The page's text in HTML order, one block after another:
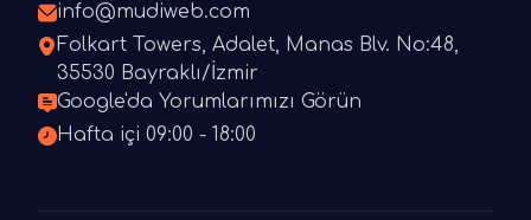
info@mudiweb.com
Folkart Towers, Adalet, Manas Blv. No:48,
35530 Bayraklı/İzmir
Google'da Yorumlarımızı Görün
Hafta içi 09:00 - 18:00